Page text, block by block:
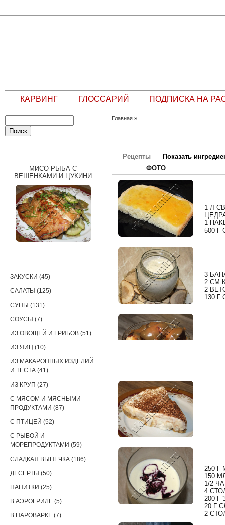
КАРВИНГ ГЛОССАРИЙ ПОДПИСКА НА
Главная »
Рецепты
Показать
ФОТО
1 Л
1
500 Г
3
2 СМ
2
130 Г
250
150
1/2
4
200
20 Г
2
МИСО-РЫБА С
ВЕШЕНКАМИ И ЦУКИНИ
ЗАКУСКИ (45)
САЛАТЫ (125)
СУПЫ (131)
СОУСЫ (7)
ИЗ ОВОЩЕЙ И ГРИБОВ (51)
ИЗ ЯИЦ (10)
ИЗ МАКАРОННЫХ ИЗДЕЛИЙ
И ТЕСТА (41)
ИЗ КРУП (27)
С МЯСОМ И МЯСНЫМИ
ПРОДУКТАМИ (87)
С ПТИЦЕЙ (52)
С РЫБОЙ И
МОРЕПРОДУКТАМИ (59)
СЛАДКАЯ ВЫПЕЧКА (186)
ДЕСЕРТЫ (50)
НАПИТКИ (25)
В АЭРОГРИЛЕ (5)
В ПАРОВАРКЕ (7)